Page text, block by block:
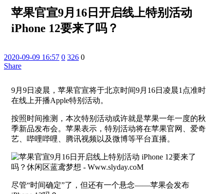
苹果官宣9月16日开启线上特别活动
iPhone 12要来了吗？
2020-09-09 16:57 0 326 0
Share
9月9日凌晨，苹果官宣将于北京时间9月16日凌晨1点准时
在线上开播Apple特别活动。
按照时间推测，本次特别活动或许就是苹果一年一度的秋
季新品发布会。苹果表示，特别活动将在苹果官网、爱奇
艺、哔哩哔哩、腾讯视频以及微博等平台直播。
尽管“时间确定”了，但还有一个悬念——苹果会发布